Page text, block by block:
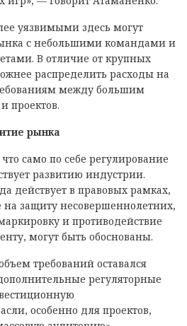
уязвимыми здесь могут
с небольшими командами и
В отличие от крупных
распределить расходы на
между большим
проектов.
рынка
само по себе регулирование
развитию индустрии.
действует в правовых рамках,
защиту несовершеннолетних,
и противодействие
могут быть обоснованы.
требований оставался
регуляторные
особенно для проектов,